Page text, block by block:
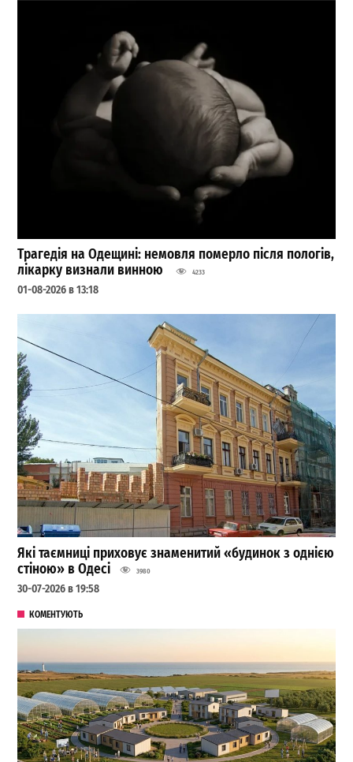
Трагедія на Одещині: немовля померло після пологів,
лікарку визнали винною
4233
01-08-2026 в 13:18
Які таємниці приховує знаменитий «будинок з однією
стіною» в Одесі
3980
30-07-2026 в 19:58
КОМЕНТУЮТЬ